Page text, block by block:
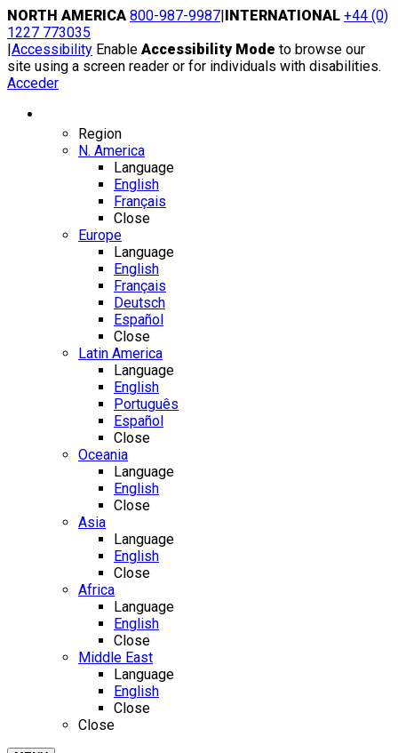
Skip
to
content
NORTH AMERICA 800-987-9987|INTERNATIONAL +44 (0)
1227 773035
|Accessibility Enable Accessibility Mode to browse our
site using a screen reader or for individuals with disabilities.
Acceder
Region
N. America
Language
English
Français
Close
Europe
Language
English
Français
Deutsch
Español
Close
Latin America
Language
English
Português
Español
Close
Oceania
Language
English
Close
Asia
Language
English
Close
Africa
Language
English
Close
Middle East
Language
English
Close
Close